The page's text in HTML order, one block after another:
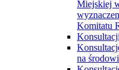
Miejskiej
Komitatu
na